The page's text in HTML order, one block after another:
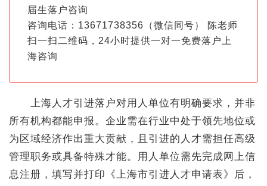
届生落户咨询
咨询电话：13671738356（微信同号） 陈老师
扫一扫二维码，24小时提供一对一免费落户上
海咨询
上海人才引进落户对用人单位有明确要求，并非
所有机构都能申报。企业需在行业中处于领先地位或
为区域经济作出重大贡献，且引进的人才需担任高级
管理职务或具备特殊才能。用人单位需先完成网上信
息注册，填写并打印《上海市引进人才申请表》后，